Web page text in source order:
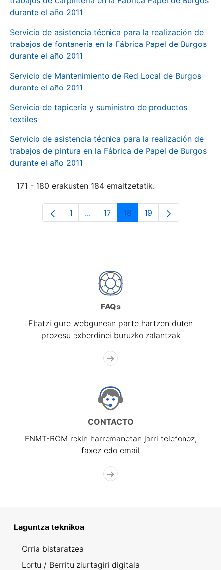
durante el año 2011
Servicio de asistencia técnica para la realización de
trabajos de fontanería en la Fábrica Papel de Burgos
durante el año 2011
Servicio de Mantenimiento de Red Local de Burgos
durante el año 2011
Servicio de tapicería y suministro de productos
textiles
Servicio de asistencia técnica para la realización de
trabajos de pintura en la Fábrica de Papel de Burgos
durante el año 2011
171 - 180 erakusten 184 emaitzetatik.
Orrialdea
1 ...Intermediate Pages Use TAB to
Orrialdea
17 Orrialdea
18 Orrialdea
19
FAQs
Ebatzi gure webgunean parte hartzen duten
prozesu exberdinei buruzko zalantzak
CONTACTO
FNMT-RCM rekin harremanetan jarri telefonoz,
faxez edo email
Laguntza teknikoa
Orria bistaratzea
Lortu / Berritu ziurtagiri digitala